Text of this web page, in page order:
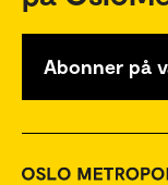
Abonner på